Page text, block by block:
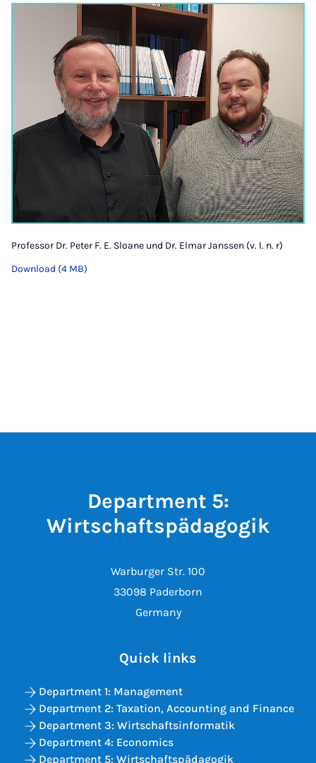
Professor Dr. Peter F. E. Sloane und Dr. Elmar Janssen (v. l. n. r)
Download (4 MB)
Department 5:
Wirtschaftspädagogik
Warburger Str. 100
33098 Paderborn
Germany
Quick links
Department 1: Management
Department 2: Taxation, Accounting and Finance
Department 3: Wirtschaftsinformatik
Department 4: Economics
Department 5: Wirtschaftspädagogik